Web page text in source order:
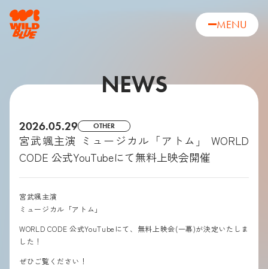
MENU
NEWS
2026.05.29 OTHER
宮武颯主演 ミュージカル「アトム」 WORLD
CODE 公式YouTubeにて無料上映会開催
宮武颯主演
ミュージカル「アトム」
WORLD CODE 公式YouTubeにて、無料上映会(一幕)が決定いたしま
した！
ぜひご覧ください！